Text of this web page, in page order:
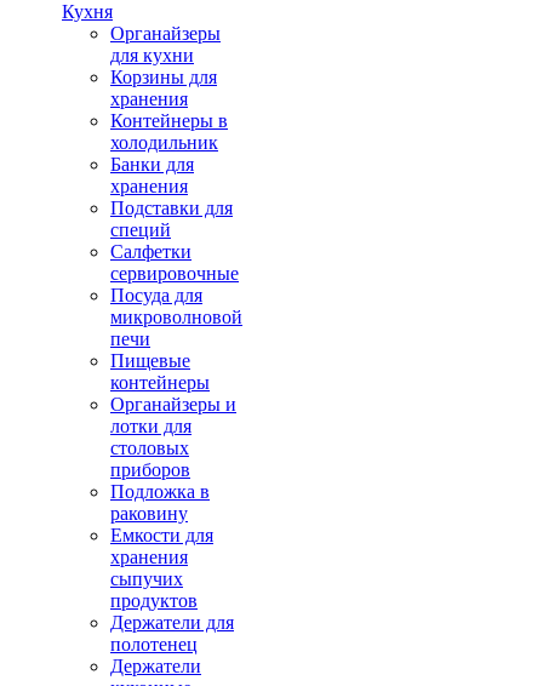
Кухня
Органайзеры
для кухни
Корзины для
хранения
Контейнеры в
холодильник
Банки для
хранения
Подставки для
специй
Салфетки
сервировочные
Посуда для
микроволновой
печи
Пищевые
контейнеры
Органайзеры и
лотки для
столовых
приборов
Подложка в
раковину
Емкости для
хранения
сыпучих
продуктов
Держатели для
полотенец
Держатели